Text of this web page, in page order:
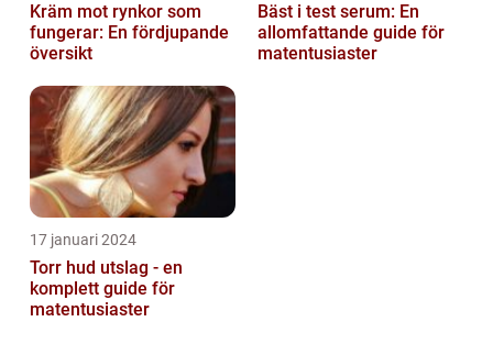
Kräm mot rynkor som
fungerar: En fördjupande
översikt
Bäst i test serum: En
allomfattande guide för
matentusiaster
17 januari 2024
Torr hud utslag - en
komplett guide för
matentusiaster